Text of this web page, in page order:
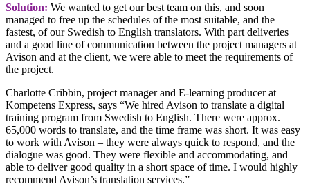
Solution: We wanted to get our best team on this, and soon
managed to free up the schedules of the most suitable, and the
fastest, of our Swedish to English translators. With part deliveries
and a good line of communication between the project managers at
Avison and at the client, we were able to meet the requirements of
the project.
Charlotte Cribbin, project manager and E-learning producer at
Kompetens Express, says “We hired Avison to translate a digital
training program from Swedish to English. There were approx.
65,000 words to translate, and the time frame was short. It was easy
to work with Avison – they were always quick to respond, and the
dialogue was good. They were flexible and accommodating, and
able to deliver good quality in a short space of time. I would highly
recommend Avison’s translation services.”